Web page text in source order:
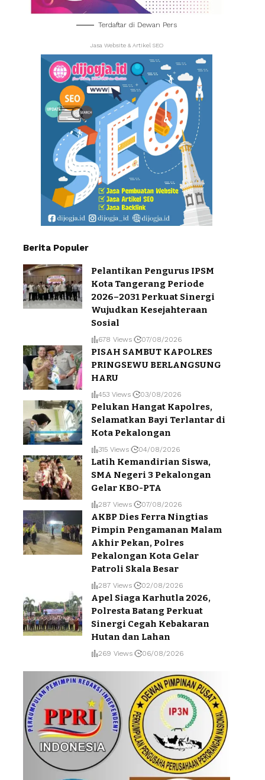
Terdaftar di Dewan Pers
Jasa Website & Artikel SEO
Berita Populer
Pelantikan Pengurus IPSM
Kota Tangerang Periode
2026–2031 Perkuat Sinergi
Wujudkan Kesejahteraan
Sosial
678 Views 07/08/2026
PISAH SAMBUT KAPOLRES
PRINGSEWU BERLANGSUNG
HARU
453 Views 03/08/2026
Pelukan Hangat Kapolres,
Selamatkan Bayi Terlantar di
Kota Pekalongan
315 Views 04/08/2026
Latih Kemandirian Siswa,
SMA Negeri 3 Pekalongan
Gelar KBO-PTA
287 Views 07/08/2026
AKBP Dies Ferra Ningtias
Pimpin Pengamanan Malam
Akhir Pekan, Polres
Pekalongan Kota Gelar
Patroli Skala Besar
287 Views 02/08/2026
Apel Siaga Karhutla 2026,
Polresta Batang Perkuat
Sinergi Cegah Kebakaran
Hutan dan Lahan
269 Views 06/08/2026